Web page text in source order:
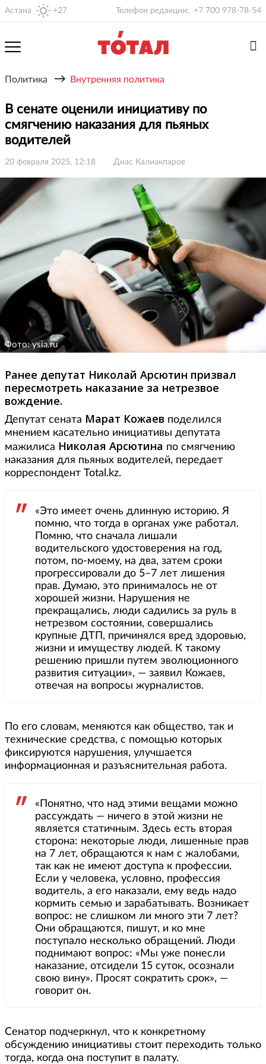
Астана +27 Телефон редакции: +7 700 978-78-54
Политика → Внутренняя политика
В сенате оценили инициативу по
смягчению наказания для пьяных
водителей
20 февраля 2025, 12:18 Диас Калиакпаров
Фото: ysia.ru
Ранее депутат Николай Арсютин призвал
пересмотреть наказание за нетрезвое
вождение.
Депутат сената Марат Кожаев поделился
мнением касательно инициативы депутата
мажилиса Николая Арсютина по смягчению
наказания для пьяных водителей, передает
корреспондент Total.kz.
«Это имеет очень длинную историю. Я
помню, что тогда в органах уже работал.
Помню, что сначала лишали
водительского удостоверения на год,
потом, по-моему, на два, затем сроки
прогрессировали до 5–7 лет лишения
прав. Думаю, это принималось не от
хорошей жизни. Нарушения не
прекращались, люди садились за руль в
нетрезвом состоянии, совершались
крупные ДТП, причинялся вред здоровью,
жизни и имуществу людей. К такому
решению пришли путем эволюционного
развития ситуации», — заявил Кожаев,
отвечая на вопросы журналистов.
По его словам, меняются как общество, так и
технические средства, с помощью которых
фиксируются нарушения, улучшается
информационная и разъяснительная работа.
«Понятно, что над этими вещами можно
рассуждать — ничего в этой жизни не
является статичным. Здесь есть вторая
сторона: некоторые люди, лишенные прав
на 7 лет, обращаются к нам с жалобами,
так как не имеют доступа к профессии.
Если у человека, условно, профессия
водитель, а его наказали, ему ведь надо
кормить семью и зарабатывать. Возникает
вопрос: не слишком ли много эти 7 лет?
Они обращаются, пишут, и ко мне
поступало несколько обращений. Люди
поднимают вопрос: «Мы уже понесли
наказание, отсидели 15 суток, осознали
свою вину». Просят сократить срок», —
говорит он.
Сенатор подчеркнул, что к конкретному
обсуждению инициативы стоит переходить только
тогда, когда она поступит в палату.